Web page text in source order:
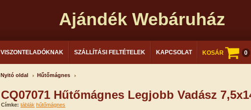
Ajándék Webáruház
VISZONTELADÓKNAK SZÁLLÍTÁSI FELTÉTELEK KAPCSOLAT KOSÁR 0
Nyitó oldal Hűtőmágnes
CQ07071 Hűtőmágnes Legjobb Vadász
Címke: táblák hűtőmágnes